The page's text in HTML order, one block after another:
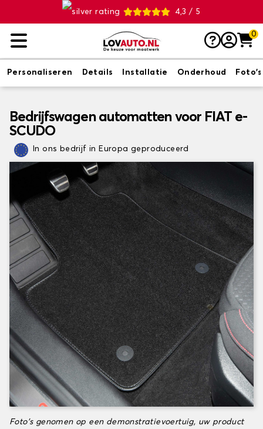
4,3 / 5
0
Personaliseren Details Installatie Onderhoud Foto's
Bedrijfswagen automatten voor FIAT e-
SCUDO
In ons bedrijf in Europa geproduceerd
Foto's genomen op een demonstratievoertuig, uw product